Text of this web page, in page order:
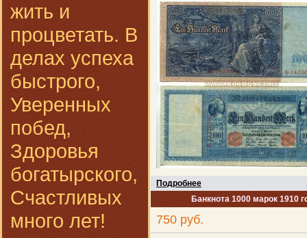
жить и
процветать. В
делах успеха
быстрого,
Уверенных
побед,
Здоровья
богатырского,
Счастливых
много лет!
Подробнее
Банкнота 1000 марок 1910
750 руб.